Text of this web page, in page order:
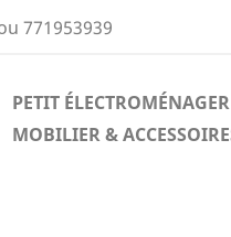
771953939
PETIT ÉLECTROMÉNAGER
MOBILIER &